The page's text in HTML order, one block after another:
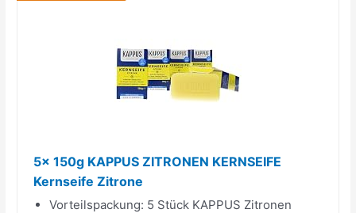
5x 150g KAPPUS ZITRONEN KERNSEIFE
Kernseife Zitrone
Vorteilspackung: 5 Stück KAPPUS Zitronen